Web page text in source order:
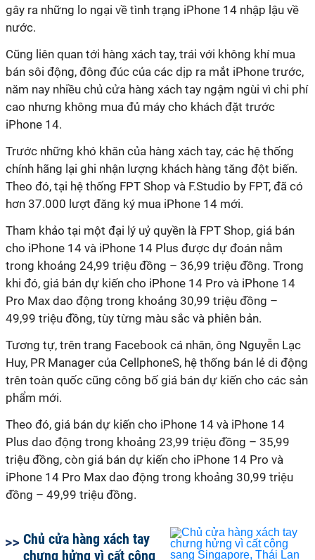
gây ra những lo ngại về tình trạng iPhone 14 nhập lậu về
nước.
Cũng liên quan tới hàng xách tay, trái với không khí mua
bán sôi động, đông đúc của các dịp ra mắt iPhone trước,
năm nay nhiều chủ cửa hàng xách tay ngậm ngùi vì chi phí
cao nhưng không mua đủ máy cho khách đặt trước
iPhone 14.
Trước những khó khăn của hàng xách tay, các hệ thống
chính hãng lại ghi nhận lượng khách hàng tăng đột biến.
Theo đó, tại hệ thống FPT Shop và F.Studio by FPT, đã có
hơn 37.000 lượt đăng ký mua iPhone 14 mới.
Tham khảo tại một đại lý uỷ quyền là FPT Shop, giá bán
cho iPhone 14 và iPhone 14 Plus được dự đoán nằm
trong khoảng 24,99 triệu đồng – 36,99 triệu đồng. Trong
khi đó, giá bán dự kiến cho iPhone 14 Pro và iPhone 14
Pro Max dao động trong khoảng 30,99 triệu đồng –
49,99 triệu đồng, tùy từng màu sắc và phiên bản.
Tương tự, trên trang Facebook cá nhân, ông Nguyễn Lạc
Huy, PR Manager của CellphoneS, hệ thống bán lẻ di động
trên toàn quốc cũng công bố giá bán dự kiến cho các sản
phẩm mới.
Theo đó, giá bán dự kiến cho iPhone 14 và iPhone 14
Plus dao động trong khoảng 23,99 triệu đồng – 35,99
triệu đồng, còn giá bán dự kiến cho iPhone 14 Pro và
iPhone 14 Pro Max dao động trong khoảng 30,99 triệu
đồng – 49,99 triệu đồng.
Chủ cửa hàng xách tay
chưng hửng vì cất công